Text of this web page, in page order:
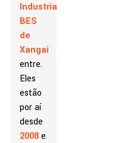
Industrial
BES
de
Xangai
entre.
Eles
estão
por aí
desde
2008e